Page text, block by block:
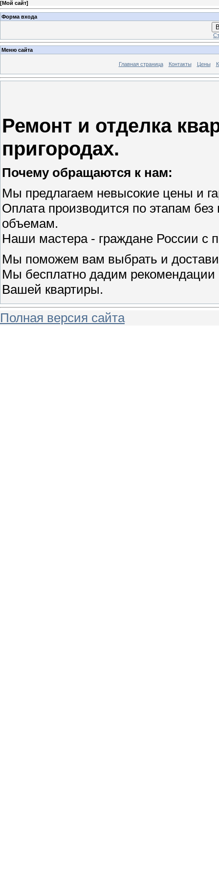
[Мой сайт]
Форма входа
Меню сайта
Главная страница Контакты Цены
Ремонт и отделка
пригородах.
Почему обращаются к нам:
Мы предлагаем невысокие цены и
Оплата производится по этапам
объемам.
Наши мастера - граждане России с
Мы поможем вам выбрать и
Мы бесплатно дадим рекомендации
Вашей квартиры.
Полная версия сайта